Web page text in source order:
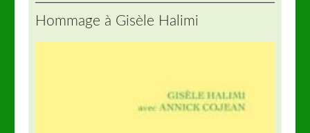
Hommage à Gisèle Halimi